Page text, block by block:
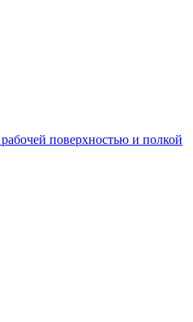
поверхностью и полкой